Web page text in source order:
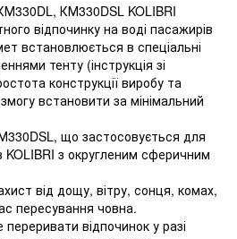
КМ330DSL KOLIBRI
відпочинку на воді пасажирів
встановлюється в спеціальні
тенту (інструкція зі
конструкції виробу та
змогу встановити за мінімальний
що застосовується для
KOLIBRI з округленим сферичним
від дощу, вітру, сонця, комах,
пересування човна.
відпочинок у разі